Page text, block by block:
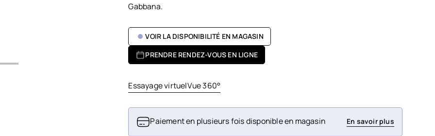
Gabbana.
VOIR LA DISPONIBILITÉ EN MAGASIN
PRENDRE RENDEZ-VOUS EN LIGNE
Essayage virtuelVue 360°
Paiement en plusieurs fois disponible en magasin En savoir plus